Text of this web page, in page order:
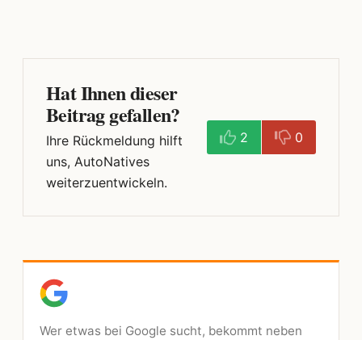
Hat Ihnen dieser
Beitrag gefallen?
Ihre Rückmeldung hilft
uns, AutoNatives
weiterzuentwickeln.
2 0
Wer etwas bei Google sucht, bekommt neben